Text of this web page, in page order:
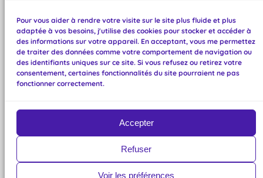
Pour vous aider à rendre votre visite sur le site plus fluide et plus
adaptée à vos besoins, j'utilise des cookies pour stocker et accéder à
des informations sur votre appareil. En acceptant, vous me permettez
de traiter des données comme votre comportement de navigation ou
des identifiants uniques sur ce site. Si vous refusez ou retirez votre
consentement, certaines fonctionnalités du site pourraient ne pas
fonctionner correctement.
Accepter
Refuser
Voir les préférences
Instagram
Mastodon
TikTok
Bluesky
BeReal
Florence Harris. Tous droits